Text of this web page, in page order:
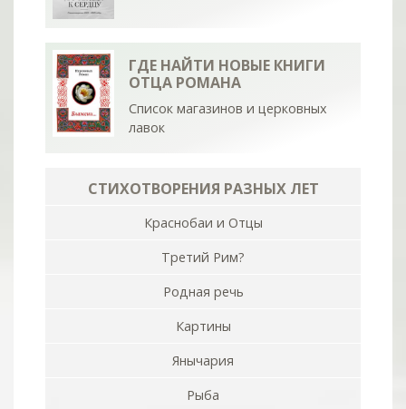
ГДЕ НАЙТИ НОВЫЕ КНИГИ
ОТЦА РОМАНА
Список магазинов и церковных
лавок
СТИХОТВОРЕНИЯ РАЗНЫХ ЛЕТ
Краснобаи и Отцы
Третий Рим?
Родная речь
Картины
Янычария
Рыба